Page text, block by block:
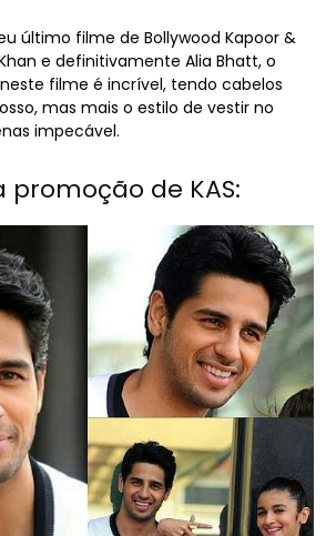
último filme de Bollywood Kapoor &
e definitivamente Alia Bhatt, o
filme é incrível, tendo cabelos
mas mais o estilo de vestir no
impecável.
promoção de KAS: